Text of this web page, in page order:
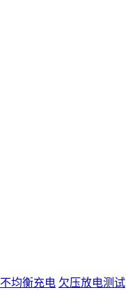
不均衡充电 欠压放电测试